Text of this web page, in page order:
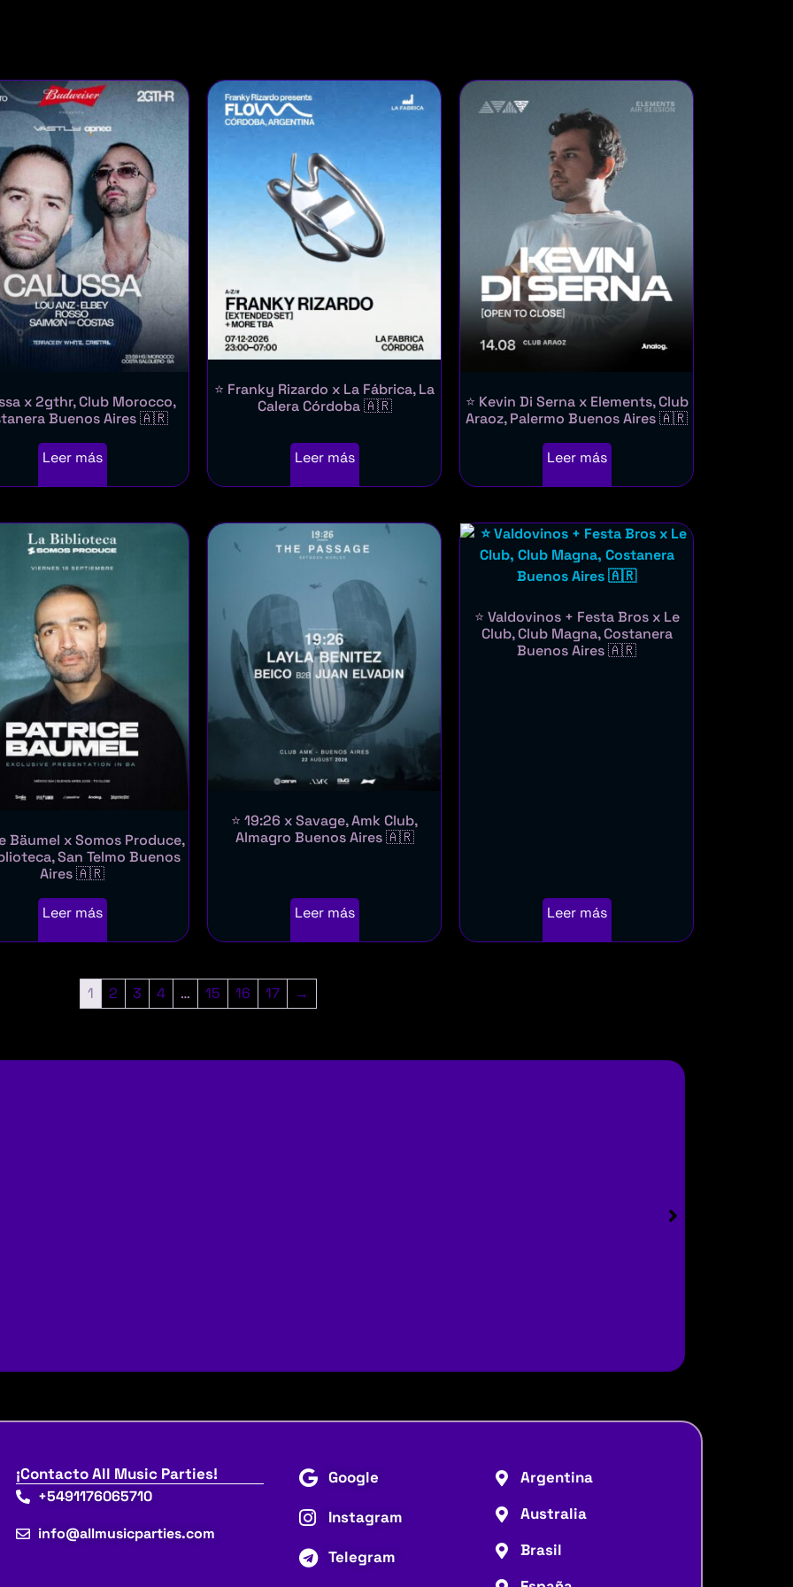
x 2gthr, Club Morocco,
Buenos Aires 🇦🇷
Leer más
⭐ Franky Rizardo x La Fábrica, La
Calera Córdoba 🇦🇷
Leer más
⭐ Kevin Di Serna x Elements, Club
Araoz, Palermo Buenos Aires 🇦🇷
Leer más
Bäumel x Somos Produce,
San Telmo Buenos
Aires 🇦🇷
Leer más
⭐ 19:26 x Savage, Amk Club,
Almagro Buenos Aires 🇦🇷
Leer más
⭐ Valdovinos + Festa Bros x Le
Club, Club Magna, Costanera
Buenos Aires 🇦🇷
Leer más
1 2 3 4 … 15 16 17 →
¡Contacto All Music Parties!
+5491176065710
info@allmusicparties.com
Google
Instagram
Telegram
Argentina
Australia
Brasil